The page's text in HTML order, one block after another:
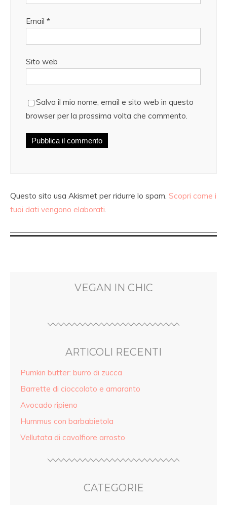
Email *
Sito web
Salva il mio nome, email e sito web in questo
browser per la prossima volta che commento.
Questo sito usa Akismet per ridurre lo spam. Scopri come i
tuoi dati vengono elaborati
VEGAN IN CHIC
ARTICOLI RECENTI
Pumkin butter: burro di zucca
Barrette di cioccolato e amaranto
Avocado ripieno
Hummus con barbabietola
Vellutata di cavolfiore arrosto
CATEGORIE